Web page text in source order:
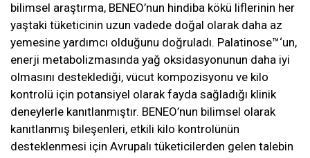
bilimsel araştırma, BENEO’nun hindiba kökü liflerinin her
yaştaki tüketicinin uzun vadede doğal olarak daha az
yemesine yardımcı olduğunu doğruladı. Palatinose™‘un,
enerji metabolizmasında yağ oksidasyonunun daha iyi
olmasını desteklediği, vücut kompozisyonu ve kilo
kontrolü için potansiyel olarak fayda sağladığı klinik
deneylerle kanıtlanmıştır. BENEO’nun bilimsel olarak
kanıtlanmış bileşenleri, etkili kilo kontrolünün
desteklenmesi için Avrupalı tüketicilerden gelen talebin